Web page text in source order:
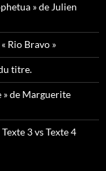
» de Julien
Rio Bravo »
titre.
» de Marguerite
3 vs Texte 4